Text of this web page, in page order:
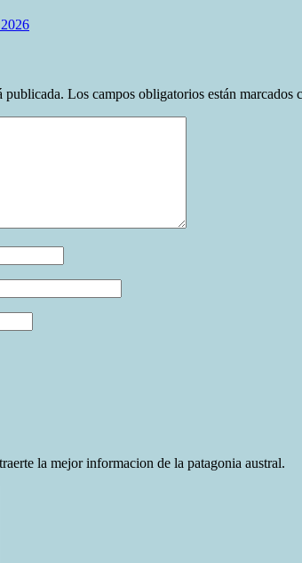
publicada. Los campos obligatorios están marcados
la mejor informacion de la patagonia austral.